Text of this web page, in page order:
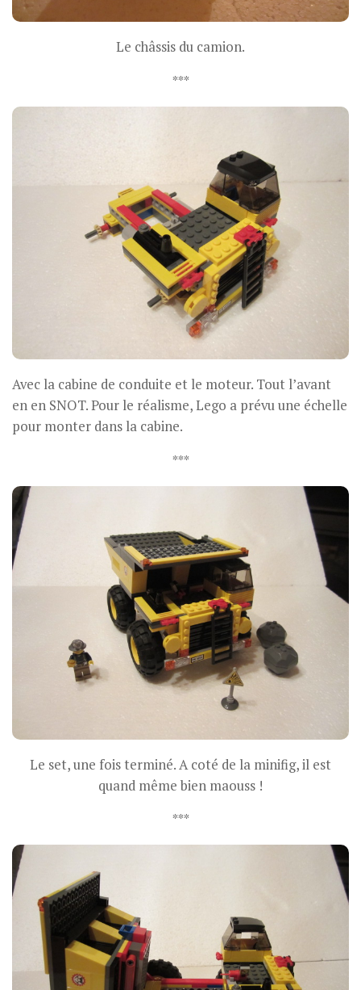
Le châssis du camion.
***
Avec la cabine de conduite et le moteur. Tout l’avant
en en SNOT. Pour le réalisme, Lego a prévu une échelle
pour monter dans la cabine.
***
Le set, une fois terminé. A coté de la minifig, il est
quand même bien maouss !
***